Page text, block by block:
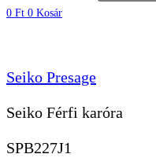
0 Ft 0 Kosár
Seiko Presage
Seiko Férfi karóra
SPB227J1